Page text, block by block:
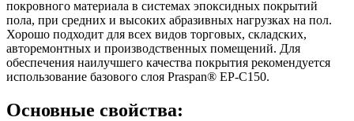
покровного материала в системах эпоксидных покрытий
пола, при средних и высоких абразивных нагрузках на пол.
Хорошо подходит для всех видов торговых, складских,
авторемонтных и производственных помещений. Для
обеспечения наилучшего качества покрытия рекомендуется
использование базового слоя Praspan® EP-С150.
Основные свойства: